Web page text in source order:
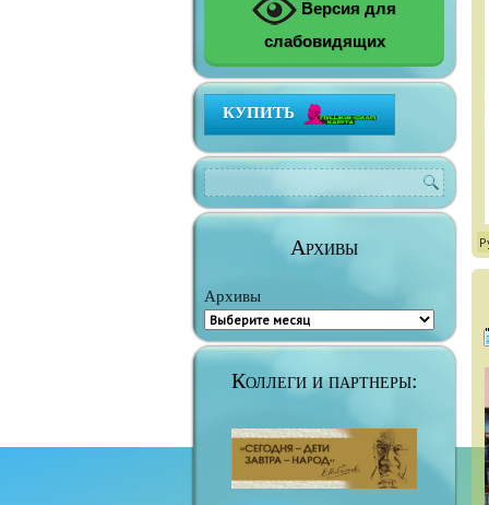
Версия для
слабовидящих
КУПИТЬ
Архивы
Архивы
Коллеги и партнеры: